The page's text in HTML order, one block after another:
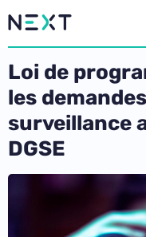
Loi de
les
surveillance
DGSE